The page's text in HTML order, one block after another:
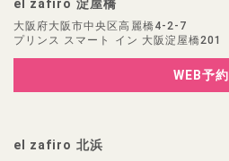
el zafiro 淀屋橋
大阪府大阪市中央区高麗橋4-2-7
プリンス スマート イン 大阪淀屋橋201
WEB予約
el zafiro 北浜